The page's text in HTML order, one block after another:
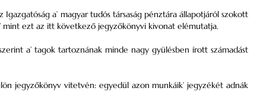
a’ magyar tudós társaság pénztára állapotjáról szokott
mint ezt az itt következő jegyzőkönyvi kivonat elémutatja.
a’ tagok tartoznának minde nagy gyülésben írott számadást
jegyzőkönyv vitetvén: egyedül azon munkáik’ jegyzékét adnák